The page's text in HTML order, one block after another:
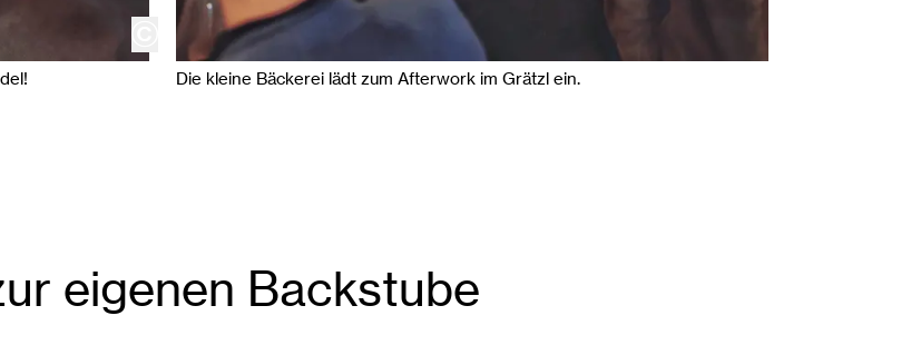
copyright
Die kleine Bäckerei lädt zum Afterwork im Grätzl ein.
eigenen Backstube